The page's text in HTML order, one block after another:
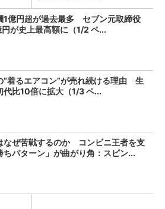
1億円超が過去最多 セブン元取締役
が史上最高額に（1/2 ペ...
“着るエアコン”が売れ続ける理由 生
代比10倍に拡大（1/3 ペ...
なぜ苦戦するのか コンビニ王者を支
ちパターン」が曲がり角：スピン...